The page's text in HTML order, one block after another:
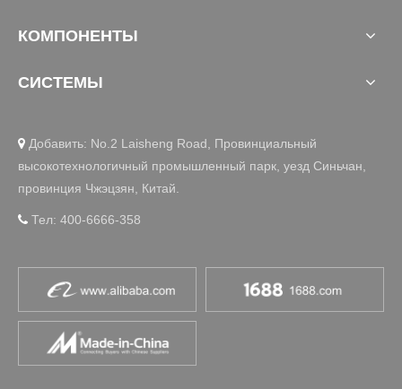
КОМПОНЕНТЫ
СИСТЕМЫ
 Добавить: No.2 Laisheng Road, Провинциальный
высокотехнологичный промышленный парк, уезд Синьчан,
провинция Чжэцзян, Китай.
 Тел: 400-6666-358